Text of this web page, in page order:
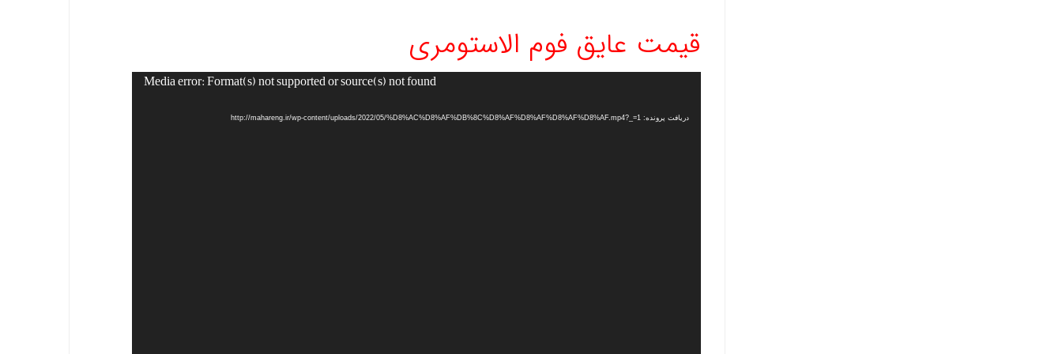
قیمت عایق فوم الاستومری
Media error: Format(s) not supported or source(s) not found
دریافت پرونده: http://mahareng.ir/wp-content/uploads/2022/05/%D8%AC%D8%AF%DB%8C%D8%AF%D8%AF%D8%AF%D8%AF.mp4?_=1